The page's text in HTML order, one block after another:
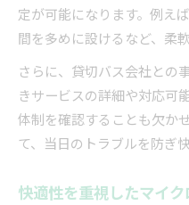
定が可能になります。例え
間を多めに設けるなど、柔
さらに、貸切バス会社との
きサービスの詳細や対応可
体制を確認することも欠か
て、当日のトラブルを防ぎ
快適性を重視したマイ